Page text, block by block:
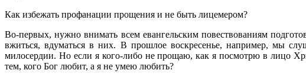
Как избежать профанации прощения и не быть лицемером?
Во-первых, нужно внимать всем евангельским повествованиям
вжиться, вдуматься в них. В прошлое воскресенье, например, мы
милосердии. Но если я кого-либо не прощаю, как я посмотрю в лицо
тем, кого Бог любит, а я не умею любить?